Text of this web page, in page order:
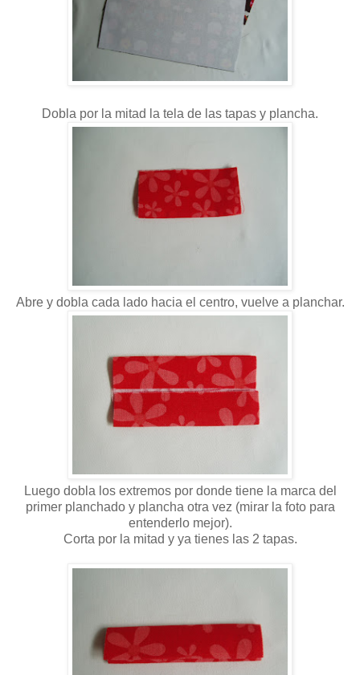
Dobla por la mitad la tela de las tapas y plancha.
Abre y dobla cada lado hacia el centro, vuelve a planchar.
Luego dobla los extremos por donde tiene la marca del
primer planchado y plancha otra vez (mirar la foto para
entenderlo mejor).
Corta por la mitad y ya tienes las 2 tapas.